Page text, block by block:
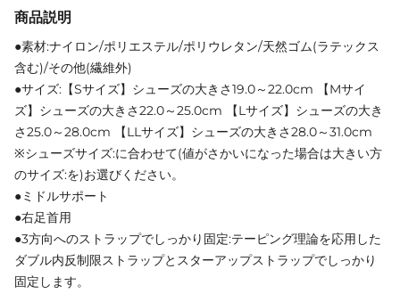
商品説明
●素材:ナイロン/ポリエステル/ポリウレタン/天然ゴム(ラテックス
含む)/その他(繊維外)
●サイズ:【Sサイズ】シューズの大きさ19.0～22.0cm 【Mサイ
ズ】シューズの大きさ22.0～25.0cm 【Lサイズ】シューズの大き
さ25.0～28.0cm 【LLサイズ】シューズの大きさ28.0～31.0cm
※シューズサイズ:に合わせて(値がさかいになった場合は大きい方
のサイズ:を)お選びください。
●ミドルサポート
●右足首用
●3方向へのストラップでしっかり固定:テーピング理論を応用した
ダブル内反制限ストラップとスターアップストラップでしっかり
固定します。